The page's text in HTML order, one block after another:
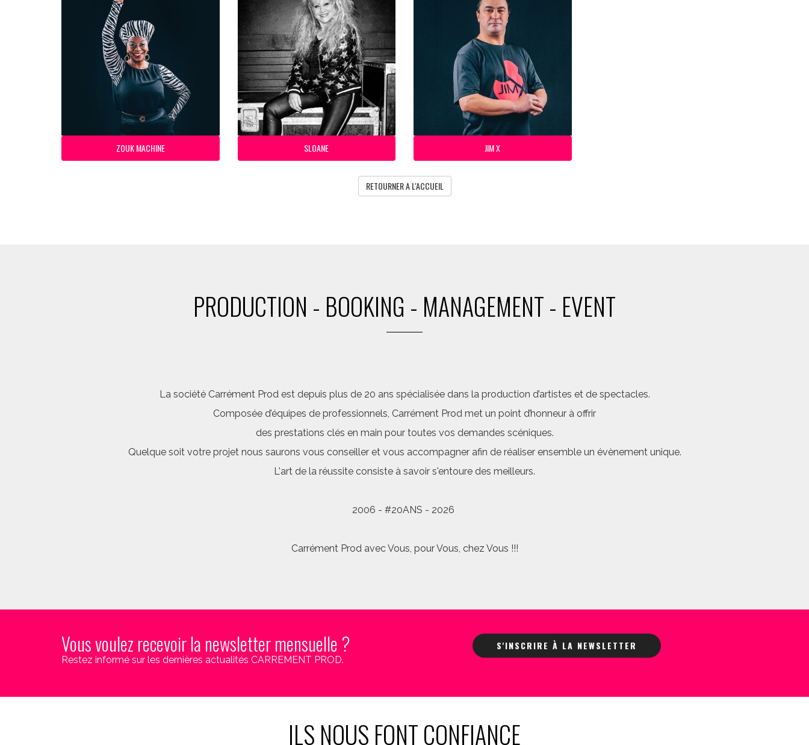
ZOUK MACHINE SLOANE JIM X
RETOURNER A L'ACCUEIL
PRODUCTION - BOOKING - MANAGEMENT - EVENT
La société Carrément Prod est depuis plus de 20 ans spécialisée dans la production d’artistes et de spectacles.
Composée d’équipes de professionnels, Carrément Prod met un point d’honneur à offrir
des prestations clés en main pour toutes vos demandes scéniques.
Quelque soit votre projet nous saurons vous conseiller et vous accompagner afin de réaliser ensemble un évènement unique.
L'art de la réussite consiste à savoir s'entoure des meilleurs.
2006 - #20ANS - 2026
Carrément Prod avec Vous, pour Vous, chez Vous !!!
Vous voulez recevoir la newsletter mensuelle ?
Restez informé sur les dernières actualités CARREMENT PROD.
S'INSCRIRE À LA NEWSLETTER
ILS NOUS FONT CONFIANCE